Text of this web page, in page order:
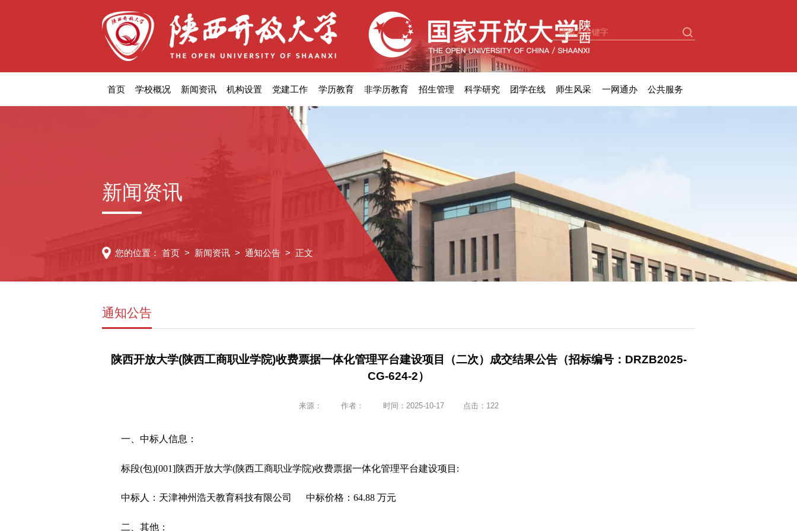
首页 学校概况 新闻资讯 机构设置 党建工作 学历教育 非学历教育 招生管理 科学研究 团学在线 师生风采 一网通办 公共服务
新闻资讯
您的位置： 首页 > 新闻资讯 > 通知公告 > 正文
通知公告
陕西开放大学(陕西工商职业学院)收费票据一体化管理平台建设项目（二次）成交结果公告（招标编号：DRZB2025-
CG-624-2）
来源： 作者： 时间：2025-10-17 点击： 122
一、中标人信息：
标段(包)[001]陕西开放大学(陕西工商职业学院)收费票据一体化管理平台建设项目:
中标人：天津神州浩天教育科技有限公司 中标价格： 64.88 万元
二、其他：